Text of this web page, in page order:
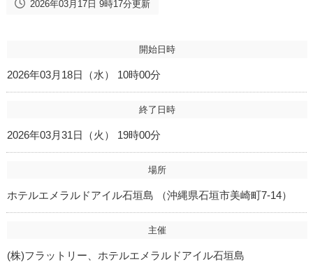
2026年03月17日 9時17分更新
開始日時
2026年03月18日（水） 10時00分
終了日時
2026年03月31日（火） 19時00分
場所
ホテルエメラルドアイル石垣島 （沖縄県石垣市美崎町7-14）
主催
(株)フラットリー、ホテルエメラルドアイル石垣島